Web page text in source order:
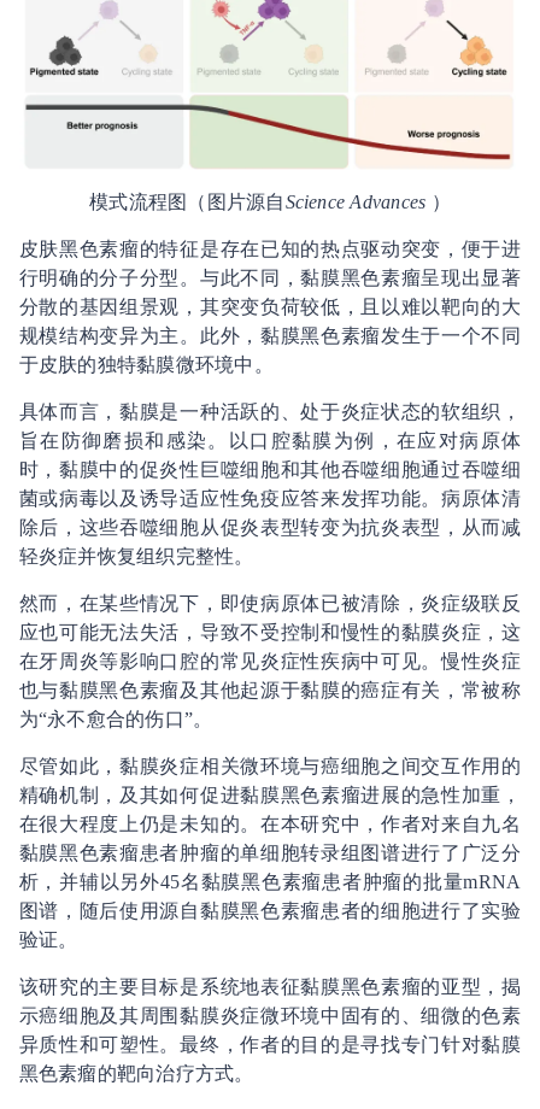
模式流程图（图片源自Science Advances ）
皮肤黑色素瘤的特征是存在已知的热点驱动突变，便于进
行明确的分子分型。与此不同，黏膜黑色素瘤呈现出显著
分散的基因组景观，其突变负荷较低，且以难以靶向的大
规模结构变异为主。此外，黏膜黑色素瘤发生于一个不同
于皮肤的独特黏膜微环境中。
具体而言，黏膜是一种活跃的、处于炎症状态的软组织，
旨在防御磨损和感染。以口腔黏膜为例，在应对病原体
时，黏膜中的促炎性巨噬细胞和其他吞噬细胞通过吞噬细
菌或病毒以及诱导适应性免疫应答来发挥功能。病原体清
除后，这些吞噬细胞从促炎表型转变为抗炎表型，从而减
轻炎症并恢复组织完整性。
然而，在某些情况下，即使病原体已被清除，炎症级联反
应也可能无法失活，导致不受控制和慢性的黏膜炎症，这
在牙周炎等影响口腔的常见炎症性疾病中可见。慢性炎症
也与黏膜黑色素瘤及其他起源于黏膜的癌症有关，常被称
为“永不愈合的伤口”。
尽管如此，黏膜炎症相关微环境与癌细胞之间交互作用的
精确机制，及其如何促进黏膜黑色素瘤进展的急性加重，
在很大程度上仍是未知的。在本研究中，作者对来自九名
黏膜黑色素瘤患者肿瘤的单细胞转录组图谱进行了广泛分
析，并辅以另外45名黏膜黑色素瘤患者肿瘤的批量mRNA
图谱，随后使用源自黏膜黑色素瘤患者的细胞进行了实验
验证。
该研究的主要目标是系统地表征黏膜黑色素瘤的亚型，揭
示癌细胞及其周围黏膜炎症微环境中固有的、细微的色素
异质性和可塑性。最终，作者的目的是寻找专门针对黏膜
黑色素瘤的靶向治疗方式。